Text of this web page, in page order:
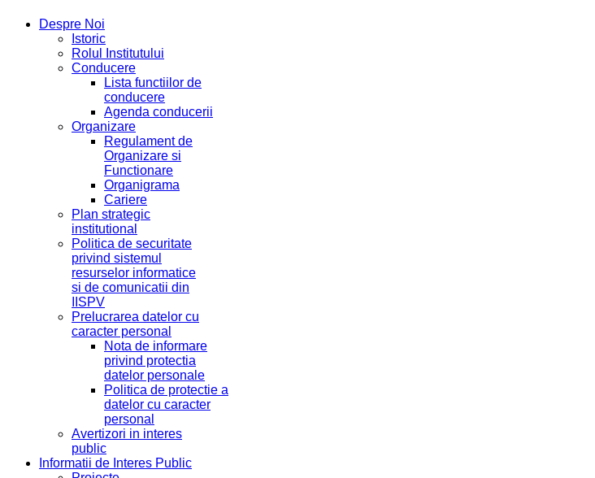
Despre Noi
Istoric
Rolul Institutului
Conducere
Lista functiilor de
conducere
Agenda conducerii
Organizare
Regulament de
Organizare si
Functionare
Organigrama
Cariere
Plan strategic
institutional
Politica de securitate
privind sistemul
resurselor informatice
si de comunicatii din
IISPV
Prelucrarea datelor cu
caracter personal
Nota de informare
privind protectia
datelor personale
Politica de protectie a
datelor cu caracter
personal
Avertizori in interes
public
Informatii de Interes Public